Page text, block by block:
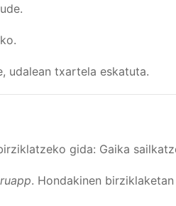
udalean txartela eskatuta.
gida: Gaika
. Hondakinen